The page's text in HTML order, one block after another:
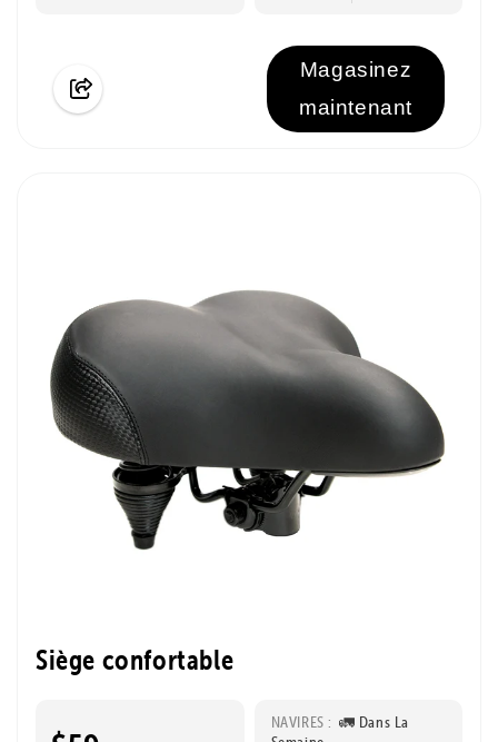
Magasinez
maintenant
Siège confortable
NAVIRES : 🚛 Dans La